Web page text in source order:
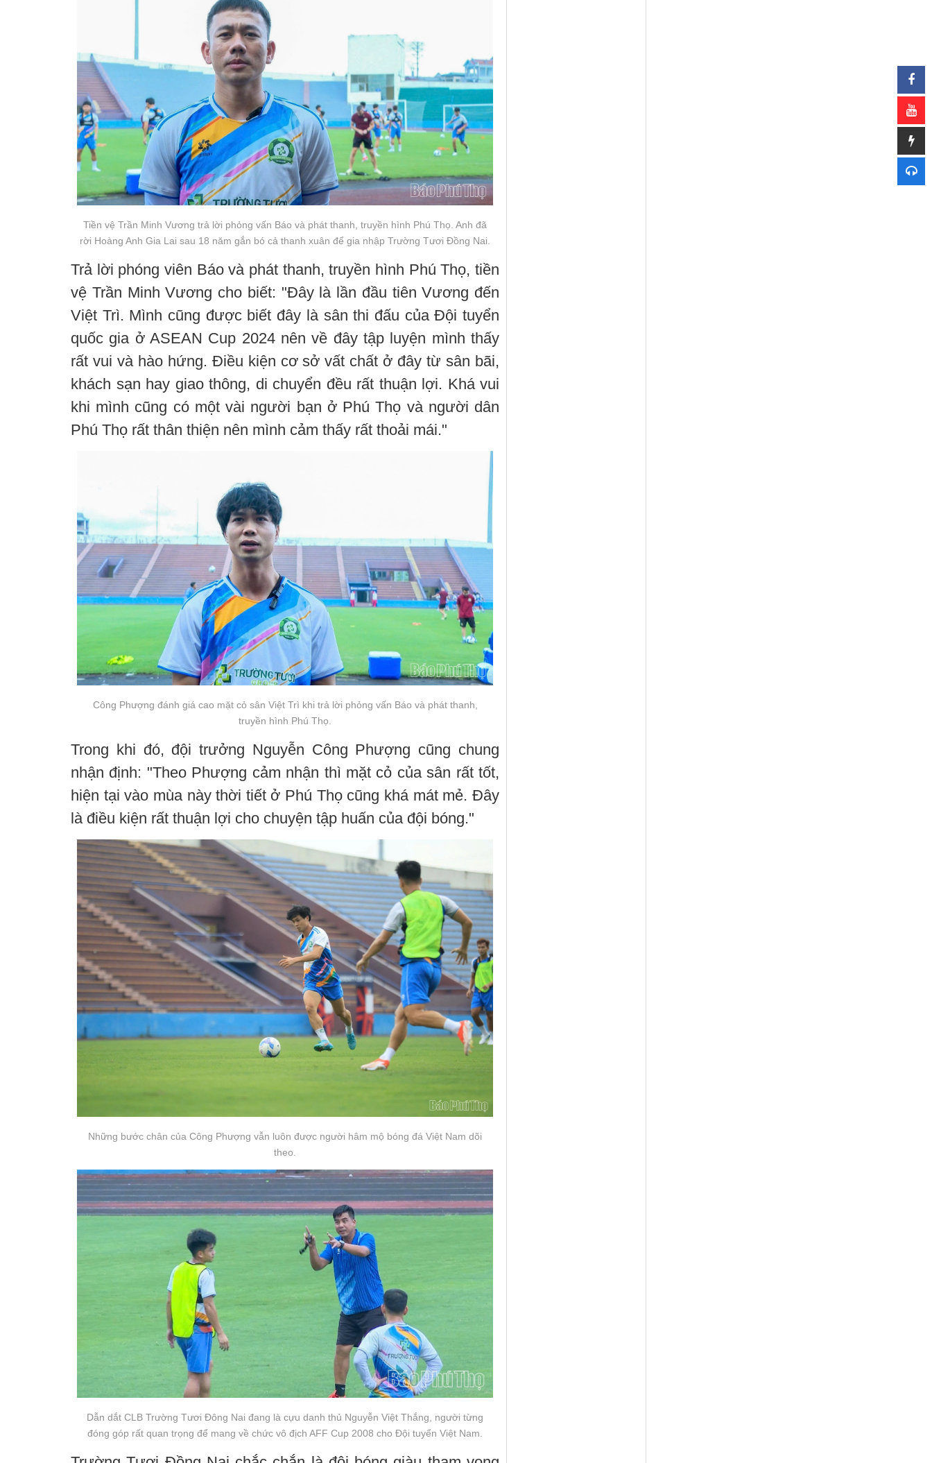
Tiền vệ Trần Minh Vương trả lời phỏng vấn Báo và phát thanh, truyền hình Phú Thọ. Anh đã
rời Hoàng Anh Gia Lai sau 18 năm gắn bó cả thanh xuân để gia nhập Trường Tươi Đồng Nai.
Trả lời phóng viên Báo và phát thanh, truyền hình Phú Thọ, tiền
vệ Trần Minh Vương cho biết: "Đây là lần đầu tiên Vương đến
Việt Trì. Mình cũng được biết đây là sân thi đấu của Đội tuyển
quốc gia ở ASEAN Cup 2024 nên về đây tập luyện mình thấy
rất vui và hào hứng. Điều kiện cơ sở vất chất ở đây từ sân bãi,
khách sạn hay giao thông, di chuyển đều rất thuận lợi. Khá vui
khi mình cũng có một vài người bạn ở Phú Thọ và người dân
Phú Thọ rất thân thiện nên mình cảm thấy rất thoải mái."
Công Phượng đánh giá cao mặt cỏ sân Việt Trì khi trả lời phỏng vấn Báo và phát thanh,
truyền hình Phú Thọ.
Trong khi đó, đội trưởng Nguyễn Công Phượng cũng chung
nhận định: "Theo Phượng cảm nhận thì mặt cỏ của sân rất tốt,
hiện tại vào mùa này thời tiết ở Phú Thọ cũng khá mát mẻ. Đây
là điều kiện rất thuận lợi cho chuyện tập huấn của đội bóng."
Những bước chân của Công Phượng vẫn luôn được người hâm mộ bóng đá Việt Nam dõi
theo.
Dẫn dắt CLB Trường Tươi Đông Nai đang là cựu danh thủ Nguyễn Việt Thắng, người từng
đóng góp rất quan trọng để mang về chức vô địch AFF Cup 2008 cho Đội tuyển Việt Nam.